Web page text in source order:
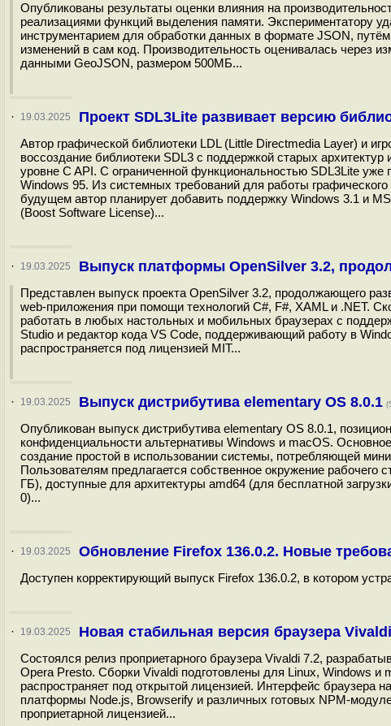
Опубликованы результаты оценки влияния на
реализациями функций выделения памяти. Экспериментатору
инструментарием для обработки данных в формате JSON,
изменений в сам код. Производительность оценивалась через
данными GeoJSON, размером 500МБ...
· 19.03.2025 Проект SDL3Lite развивает версию
Автор графической библиотеки LDL (Little Directmedia Layer) и
воссоздание библиотеки SDL3 с поддержкой старых
уровне C API. С ограниченной функциональностью SDL3Lite
Windows 95. Из системных требований для работы
будущем автор планирует добавить поддержку Windows 3.1 и
(Boost Software License)...
· 19.03.2025 Выпуск платформы OpenSilver 3.2,
Представлен выпуск проекта OpenSilver 3.2, продолжающего
web-приложения при помощи технологий C#, F#, XAML и .NET.
работать в любых настольных и мобильных браузерах с
Studio и редактор кода VS Code, поддерживающий работу в
распространяется под лицензией MIT...
· 19.03.2025 Выпуск дистрибутива elementary OS 8.0.1
Опубликован выпуск дистрибутива elementary OS 8.0.1,
конфиденциальности альтернативы Windows и macOS.
создание простой в использовании системы, потребляющей
Пользователям предлагается собственное окружение рабочего
ГБ), доступные для архитектуры amd64 (для бесплатной
0)...
· 19.03.2025 Обновление Firefox 136.0.2. Новые
Доступен корректирующий выпуск Firefox 136.0.2, в котором
· 19.03.2025 Новая стабильная версия браузера
Состоялся релиз проприетарного браузера Vivaldi 7.2,
Opera Presto. Сборки Vivaldi подготовлены для Linux, Windows
распространяет под открытой лицензией. Интерфейс браузера
платформы Node.js, Browserify и различных готовых NPM-
проприетарной лицензией...